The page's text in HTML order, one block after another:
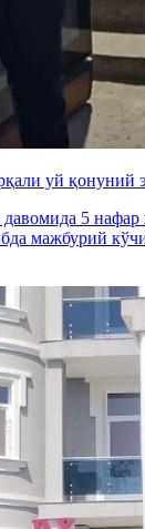
уй қонуний
5 нафар
мажбурий